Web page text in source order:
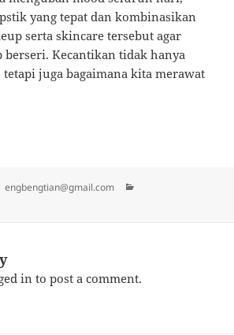
yang tepat dan kombinasikan
serta skincare tersebut agar
berseri. Kecantikan tidak hanya
juga bagaimana kita merawat
Author
engbengtian@gmail.com
in to post a comment.